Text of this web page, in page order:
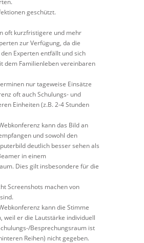
geschützt.
oft kurzfristigere und mehr
zur Verfügung, da die
Experten entfällt und sich
dem Familienleben vereinbaren
nur tageweise Einsätze
oft auch Schulungs- und
Einheiten (z.B. 2-4 Stunden
kann das Bild an
und sowohl den
deutlich besser sehen als
in einem
Dies gilt insbesondere für die
Screenshots machen von
kann die Stimme
weil er die Lautstärke individuell
Besprechungsraum ist
Reihen) nicht gegeben.